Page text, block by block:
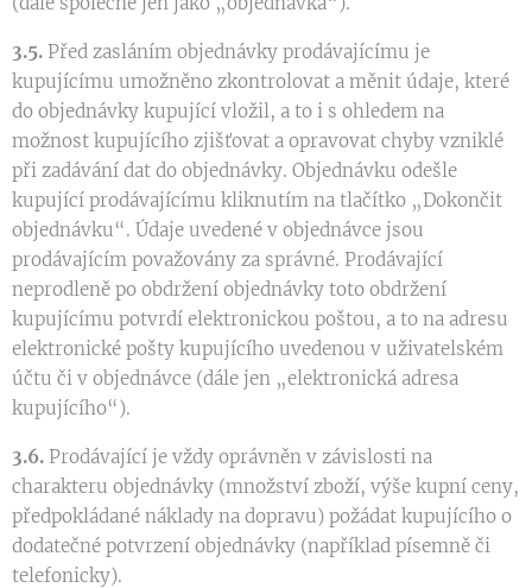
3.5. Před zasláním objednávky prodávajícímu je
kupujícímu umožněno zkontrolovat a měnit údaje, které
do objednávky kupující vložil, a to i s ohledem na
možnost kupujícího zjišťovat a opravovat chyby vzniklé
při zadávání dat do objednávky. Objednávku odešle
kupující prodávajícímu kliknutím na tlačítko „Dokončit
objednávku“. Údaje uvedené v objednávce jsou
prodávajícím považovány za správné. Prodávající
neprodleně po obdržení objednávky toto obdržení
kupujícímu potvrdí elektronickou poštou, a to na adresu
elektronické pošty kupujícího uvedenou v uživatelském
účtu či v objednávce (dále jen „elektronická adresa
kupujícího“).
3.6. Prodávající je vždy oprávněn v závislosti na
charakteru objednávky (množství zboží, výše kupní ceny,
předpokládané náklady na dopravu) požádat kupujícího o
dodatečné potvrzení objednávky (například písemně či
telefonicky).